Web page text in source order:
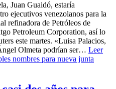
Juan Guaidó, estaría
ejecutivos venezolanos para la
refinadora de Petróleos de
Petroleum Corporation, así lo
este martes. «Luisa Palacios,
Olmeta podrían ser… Leer
nombres para nueva junta